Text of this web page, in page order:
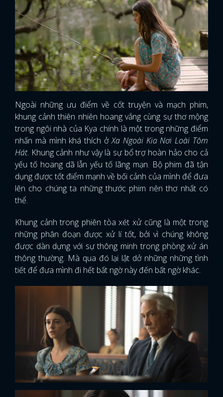
Ngoài những ưu điểm về cốt truyện và mạch phim,
khung cảnh thiên nhiên hoang vắng cùng sự thơ mộng
trong ngôi nhà của Kya chính là một trong những điểm
nhấn mà mình khá thích ởXa Ngoài Kia Nơi Loài Tôm
Hát. Khung cảnh như vậy là sự bổ trợ hoàn hảo cho cả
yếu tố hoang dã lẫn yếu tố lãng mạn. Bộ phim đã tận
dụng được tốt điểm mạnh về bối cảnh của mình để đưa
lên cho chúng ta những thước phim nên thơ nhất có
thể.
Khung cảnh trong phiên tòa xét xử cũng là một trong
những phân đoạn được xử lí tốt, bởi vì chúng không
được dàn dựng với sự thông minh trong phòng xử án
thông thường. Mà qua đó lại lật dở những những tình
tiết để đưa mình đi hết bất ngờ này đến bất ngờ khác.